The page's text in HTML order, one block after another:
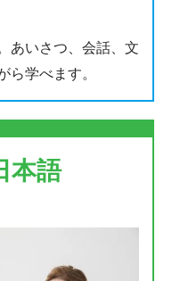
あいさつ、会話、文
学べます。
本語